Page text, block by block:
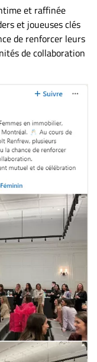
et raffinée
et joueuses clés
de renforcer leurs
de collaboration